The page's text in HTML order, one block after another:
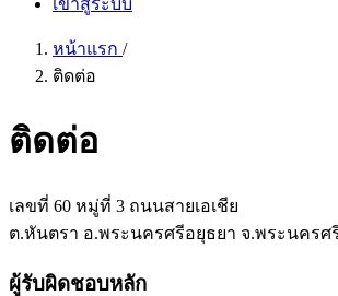
เข้าสู่ระบบ
หน้าแรก /
ติดต่อ
ติดต่อ
เลขที่ 60 หมู่ที่ 3 ถนนสายเอเชีย
ต.หันตรา อ.พระนครศรีอยุธยา จ.พระนครศ
ผู้รับผิดชอบหลัก